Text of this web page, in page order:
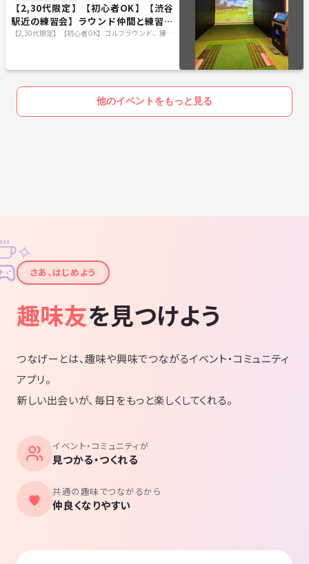
【2,30代限定】【初心者OK】【渋谷
駅近の練習会】ラウンド仲間と練習仲
間作る会で楽しむ特別なイベント✨
【2,30代限定】【初心者OK】ゴルフラウンド、練習
他のイベントをもっと見る
✦
✧
さあ、はじめよう
趣味友を見つけよう
つなげーとは、趣味や興味でつながるイベント・コミュニティ
アプリ。
新しい出会いが、毎日をもっと楽しくしてくれる。
イベント・コミュニティが
見つかる・つくれる
共通の趣味でつながるから
仲良くなりやすい